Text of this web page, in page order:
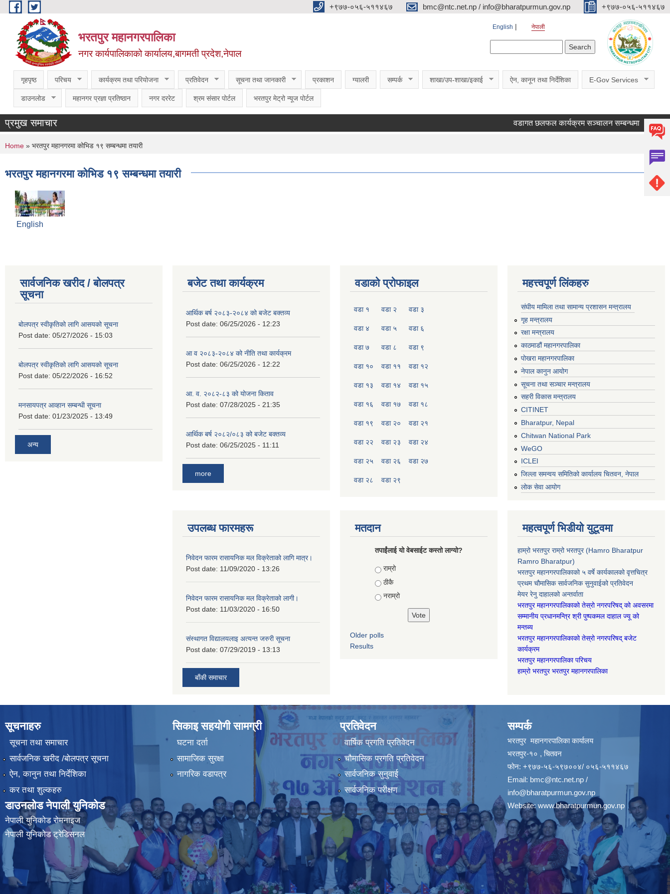
Skip to main content ‌‌+९७७-०५६-५११४६७ bmc@ntc.net.np / info@bharatpurmun.gov.np ‌‌+९७७-०५६-५११४६७
भरतपुर महानगरपालिका
नगर कार्यपालिकाको कार्यालय,बागमती प्रदेश,नेपाल
English नेपाली
गृहपृष्ठ परिचय कार्यक्रम तथा परियोजना प्रतिवेदन सूचना तथा जानकारी प्रकाशन ग्यालरी सम्पर्क शाखा/उप-शाखा/इकाई ऐन, कानून तथा निर्देशिका E-Gov Services
डाउनलोड महानगर प्रज्ञा प्रतिष्ठान नगर दररेट श्रम संसार पोर्टल भरतपुर मेट्रो न्यूज पोर्टल
प्रमुख समाचार वडागत छलफल कार्यक्रम सञ्चालन सम्बन्धमा । कक्षा
You are here
Home » भरतपुर महानगरमा कोभिड १९ सम्बन्धमा तयारी
भरतपुर महानगरमा कोभिड १९ सम्बन्धमा तयारी
English
सार्वजनिक खरीद / बोलपत्र
सूचना
बोलपत्र स्वीकृतिको लागि आसयको सूचना
Post date: 05/27/2026 - 15:03
बोलपत्र स्वीकृतिको लागि आसयको सूचना
Post date: 05/22/2026 - 16:52
मनसायपत्र आव्हान सम्बन्धी सूचना
Post date: 01/23/2025 - 13:49
अन्य
बजेट तथा कार्यक्रम
आर्थिक बर्ष २०८३-२०८४ को बजेट बक्तव्य
Post date: 06/25/2026 - 12:23
आ व २०८३-२०८४ को नीति तथा कार्यक्रम
Post date: 06/25/2026 - 12:22
आ. व. २०८२-८३ को योजना किताव
Post date: 07/28/2025 - 21:35
आर्थिक बर्ष २०८२/०८३ को बजेट बक्तव्य
Post date: 06/25/2025 - 11:11
more
वडाको प्रोफाइल
वडा १ वडा २ वडा ३
वडा ४ वडा ५ वडा ६
वडा ७ वडा ८ वडा ९
वडा १० वडा ११ वडा १२
वडा १३ वडा १४ वडा १५
वडा १६ वडा १७ वडा १८
वडा १९ वडा २० वडा २१
वडा २२ वडा २३ वडा २४
वडा २५ वडा २६ वडा २७
वडा २८ वडा २९
महत्त्वपूर्ण लिंकहरु
संघीय मामिला तथा सामान्य प्रशासन मन्त्रालय
गृह मन्त्रालय
रक्षा मन्त्रालय
काठमाडौं महानगरपालिका
पोखरा महानगरपालिका
नेपाल कानुन आयोग
सूचना तथा सञ्चार मन्त्रालय
सहरी विकास मन्त्रालय
CITINET
Bharatpur, Nepal
Chitwan National Park
WeGO
ICLEI
जिल्ला समन्वय समितिको कार्यालय चितवन, नेपाल
लोक सेवा आयोग
उपलब्ध फारमहरू
निवेदन फारम रासायनिक मल विक्रेताको लागि मात्र।
Post date: 11/09/2020 - 13:26
निवेदन फारम रासायनिक मल विक्रेताको लागी।
Post date: 11/03/2020 - 16:50
संस्थागत विद्यालयलाइ अत्यन्त जरुरी सूचना
Post date: 07/29/2019 - 13:13
बाँकी समाचार
मतदान
तपाईंलाई यो वेबसाईट कस्तो लाग्यो?
Choices
राम्रो
ठीकै
नराम्रो
Older polls
Results
महत्वपूर्ण भिडीयो युटूवमा
हाम्रो भरतपुर राम्रो भरतपुर (Hamro Bharatpur
Ramro Bharatpur)
भरतपुर महानगरपालिकाको ५ वर्षे कार्यकालको वृत्तचित्र
प्रथम चौमासिक सार्वजनिक सुनुवाईको प्रतिवेदन
मेयर रेनु दाहालको अन्तर्वाता
भरतपुर महानगरपालिकाको तेस्रो नगरपरिषद् को अवसरमा
सम्मानीय प्रधानमन्त्रि श्री पुष्पकमल दाहाल ज्यू को
मन्तब्य
भरतपुर महानगरपालिकाको तेस्रो नगरपरिषद् बजेट
कार्यक्रम
भरतपुर महानगरपालिका परिचय
हाम्रो भरतपुर भरतपुर महानगरपालिका
सूचनाहरु
सूचना तथा समाचार
सार्वजनिक खरीद /बोलपत्र सूचना
ऐन, कानुन तथा निर्देशिका
कर तथा शुल्कहरु
डाउनलोड नेपाली युनिकोड
नेपाली युनिकोड रोमनाइज
नेपाली युनिकोड ट्रेडिसनल
सिकाइ सहयोगी सामग्री
घटना दर्ता
सामाजिक सुरक्षा
नागरिक वडापत्र
प्रतिवेदन
वार्षिक प्रगति प्रतिवेदन
चौमासिक प्रगति प्रतिवेदन
सार्वजनिक सुनुवाई
सार्वजनिक परीक्षण
सम्पर्क
भरतपुर महानगरपालिका कार्यालय
भरतपुर-१० , चितवन
फोन: +९७७-५६-५९७००४/ ०५६-५११४६७
Email: bmc@ntc.net.np /
info@bharatpurmun.gov.np
Website: www.bharatpurmun.gov.np